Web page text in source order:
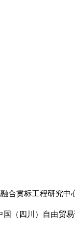
合贯标工程研究中
国（四川）自由贸